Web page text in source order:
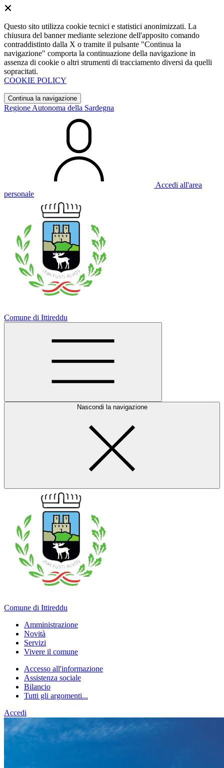
Questo sito utilizza cookie tecnici e statistici anonimizzati. La
chiusura del banner mediante selezione dell'apposito comando
contraddistinto dalla X o tramite il pulsante "Continua la
navigazione" comporta la continuazione della navigazione in
assenza di cookie o altri strumenti di tracciamento diversi da quelli
sopracitati.
COOKIE POLICY
Continua la navigazione
Regione Autonoma della Sardegna
Accedi all'area
personale
Comune di Ittireddu
Nascondi la navigazione
Comune di Ittireddu
Amministrazione
Novità
Servizi
Vivere il comune
Accesso all'informazione
Assistenza sociale
Bilancio
Tutti gli argomenti...
Accedi